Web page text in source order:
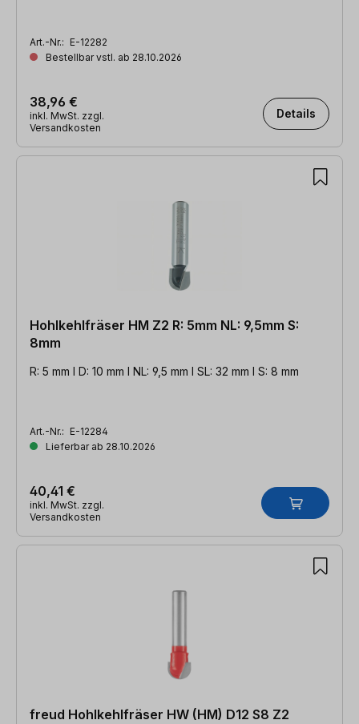
Art.-Nr.: E-12282
Bestellbar vstl. ab 28.10.2026
38,96 €
inkl. MwSt. zzgl.
Versandkosten
Details
Hohlkehlfräser HM Z2 R: 5mm NL: 9,5mm S:
8mm
R: 5 mm l D: 10 mm l NL: 9,5 mm l SL: 32 mm l S: 8 mm
Art.-Nr.: E-12284
Lieferbar ab 28.10.2026
40,41 €
inkl. MwSt. zzgl.
Versandkosten
freud Hohlkehlfräser HW (HM) D12 S8 Z2